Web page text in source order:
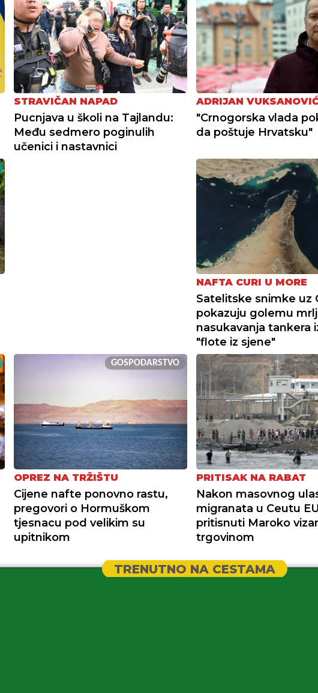
STRAVIČAN NAPAD
Pucnjava u školi na Tajlandu:
Među sedmero poginulih
učenici i nastavnici
ADRIJAN
"Crnogorska vlada
da poštuje Hrvatsku"
NAFTA CURI U MORE
Satelitske snimke uz
pokazuju golemu
nasukavanja tankera
"flote iz sjene"
GOSPODARSTVO
OPREZ NA TRŽIŠTU
Cijene nafte ponovno rastu,
pregovori o Hormuškom
tjesnacu pod velikim su
upitnikom
PRITISAK NA RABAT
Nakon masovnog
migranata u Ceutu
pritisnuti Maroko
trgovinom
TRENUTNO NA CESTAMA